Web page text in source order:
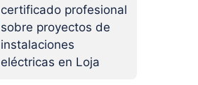
certificado profesional
sobre proyectos de
instalaciones
eléctricas en Loja